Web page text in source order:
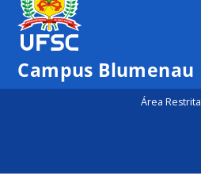
Campus Blumenau
Área Restrita